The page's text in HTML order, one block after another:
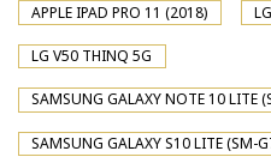
APPLE IPAD PRO 11 (2018)
LG V50 THINQ 5G
SAMSUNG GALAXY NOTE 10 LITE
SAMSUNG GALAXY S10 LITE (SM-